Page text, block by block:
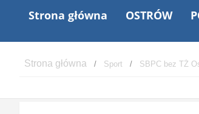
Strona główna OSTRÓW
Sport SBPC bez TŻ